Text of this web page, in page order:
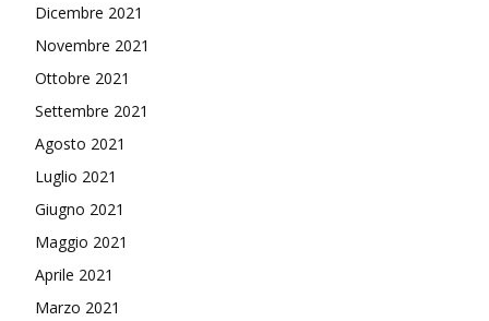
Dicembre 2021
Novembre 2021
Ottobre 2021
Settembre 2021
Agosto 2021
Luglio 2021
Giugno 2021
Maggio 2021
Aprile 2021
Marzo 2021